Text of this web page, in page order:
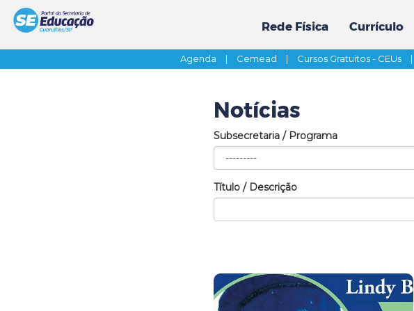
Rede Física Currículo
Agenda | Cemead | Cursos Gratuitos - CEUs |
Notícias
Subsecretaria / Programa
Título / Descrição